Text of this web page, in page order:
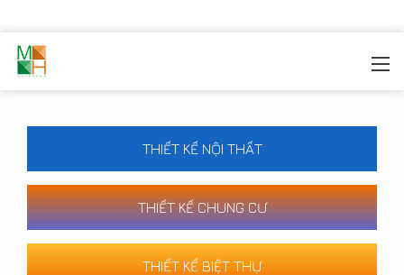
THIẾT KẾ NỘI THẤT
THIẾT KẾ CHUNG CƯ
THIẾT KẾ BIỆT THỰ